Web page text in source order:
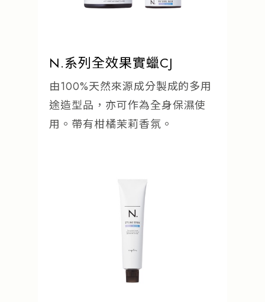
N.系列全效果實蠟CJ
由100%天然來源成分製成的多用
途造型品，亦可作為全身保濕使
用。帶有柑橘茉莉香氛。